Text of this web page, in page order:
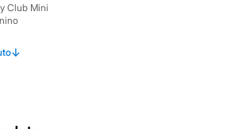
↓
Club Mini